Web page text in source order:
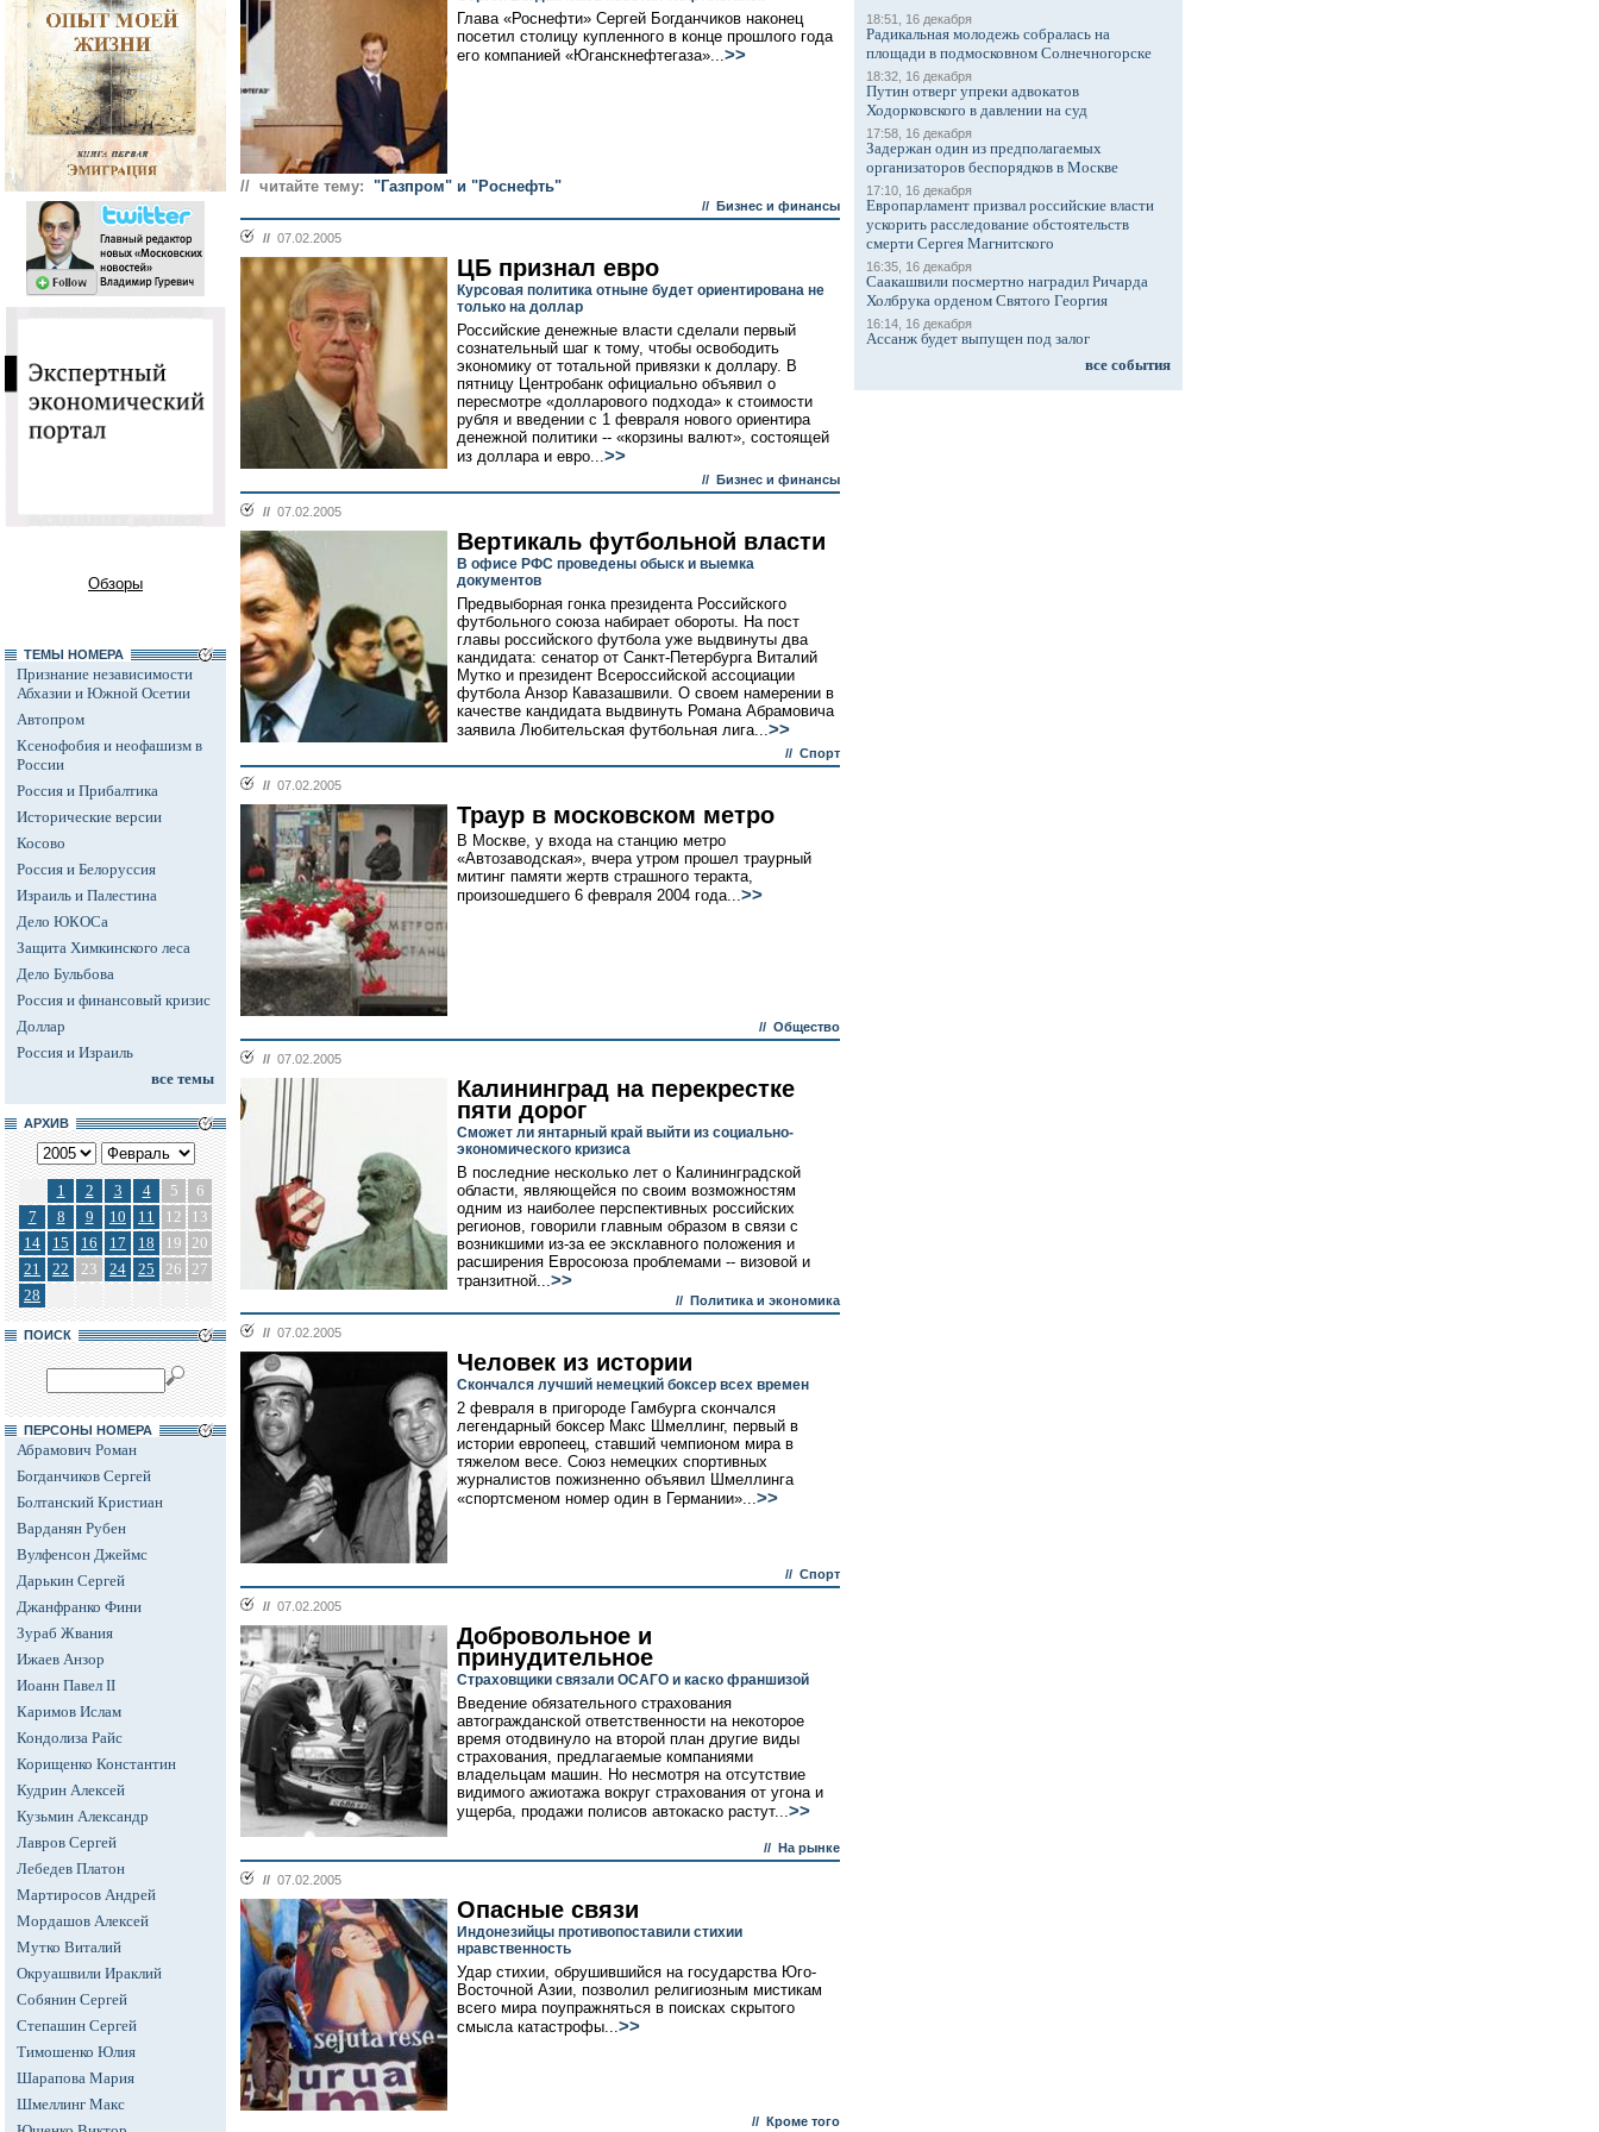
Обзоры
ТЕМЫ НОМЕРА
Признание независимости
Абхазии и Южной Осетии
Автопром
Ксенофобия и неофашизм в
России
Россия и Прибалтика
Исторические версии
Косово
Россия и Белоруссия
Израиль и Палестина
Дело ЮКОСа
Защита Химкинского леса
Дело Бульбова
Россия и финансовый кризис
Доллар
Россия и Израиль
все темы
АРХИВ
1 2 3 4 5
6
7
8 9 10 11 12
13
14
15 16 17 18 19 20
21
22 23 24 25 26 27
28
ПОИСК
ПЕРСОНЫ НОМЕРА
Абрамович Роман
Богданчиков Сергей
Болтанский Кристиан
Варданян Рубен
Вулфенсон Джеймс
Дарькин Сергей
Джанфранко Фини
Зураб Жвания
Ижаев Анзор
Иоанн Павел II
Каримов Ислам
Кондолиза Райс
Корищенко Константин
Кудрин Алексей
Кузьмин Александр
Лавров Сергей
Лебедев Платон
Мартиросов Андрей
Мордашов Алексей
Мутко Виталий
Окруашвили Ираклий
Собянин Сергей
Степашин Сергей
Тимошенко Юлия
Шарапова Мария
Шмеллинг Макс
Глава «Роснефти» Сергей Богданчиков наконец
посетил столицу купленного в конце прошлого года
его компанией «Юганскнефтегаза»...>>
// читайте тему: "Газпром" и "Роснефть"
// Бизнес и финансы
// 07.02.2005
ЦБ признал евро
Курсовая политика отныне будет ориентирована не
только на доллар
Российские денежные власти сделали первый
сознательный шаг к тому, чтобы освободить
экономику от тотальной привязки к доллару. В
пятницу Центробанк официально объявил о
пересмотре «долларового подхода» к стоимости
рубля и введении с 1 февраля нового ориентира
денежной политики -- «корзины валют», состоящей
из доллара и евро...>>
// Бизнес и финансы
// 07.02.2005
Вертикаль футбольной власти
В офисе РФС проведены обыск и выемка
документов
Предвыборная гонка президента Российского
футбольного союза набирает обороты. На пост
главы российского футбола уже выдвинуты два
кандидата: сенатор от Санкт-Петербурга Виталий
Мутко и президент Всероссийской ассоциации
футбола Анзор Кавазашвили. О своем намерении в
качестве кандидата выдвинуть Романа Абрамовича
заявила Любительская футбольная лига...>>
// Спорт
// 07.02.2005
Траур в московском метро
В Москве, у входа на станцию метро
«Автозаводская», вчера утром прошел траурный
митинг памяти жертв страшного теракта,
произошедшего 6 февраля 2004 года...>>
// Общество
// 07.02.2005
Калининград на перекрестке
пяти дорог
Сможет ли янтарный край выйти из социально-
экономического кризиса
В последние несколько лет о Калининградской
области, являющейся по своим возможностям
одним из наиболее перспективных российских
регионов, говорили главным образом в связи с
возникшими из-за ее эксклавного положения и
расширения Евросоюза проблемами -- визовой и
транзитной...>>
// Политика и экономика
// 07.02.2005
Человек из истории
Скончался лучший немецкий боксер всех времен
2 февраля в пригороде Гамбурга скончался
легендарный боксер Макс Шмеллинг, первый в
истории европеец, ставший чемпионом мира в
тяжелом весе. Союз немецких спортивных
журналистов пожизненно объявил Шмеллинга
«спортсменом номер один в Германии»...>>
// Спорт
// 07.02.2005
Добровольное и
принудительное
Страховщики связали ОСАГО и каско франшизой
Введение обязательного страхования
автогражданской ответственности на некоторое
время отодвинуло на второй план другие виды
страхования, предлагаемые компаниями
владельцам машин. Но несмотря на отсутствие
видимого ажиотажа вокруг страхования от угона и
ущерба, продажи полисов автокаско растут...>>
// На рынке
// 07.02.2005
Опасные связи
Индонезийцы противопоставили стихии
нравственность
Удар стихии, обрушившийся на государства Юго-
Восточной Азии, позволил религиозным мистикам
всего мира поупражняться в поисках скрытого
смысла катастрофы...>>
// Кроме того
18:51, 16 декабря
Радикальная молодежь собралась на
площади в подмосковном Солнечногорске
18:32, 16 декабря
Путин отверг упреки адвокатов
Ходорковского в давлении на суд
17:58, 16 декабря
Задержан один из предполагаемых
организаторов беспорядков в Москве
17:10, 16 декабря
Европарламент призвал российские власти
ускорить расследование обстоятельств
смерти Сергея Магнитского
16:35, 16 декабря
Саакашвили посмертно наградил Ричарда
Холбрука орденом Святого Георгия
16:14, 16 декабря
Ассанж будет выпущен под залог
все события